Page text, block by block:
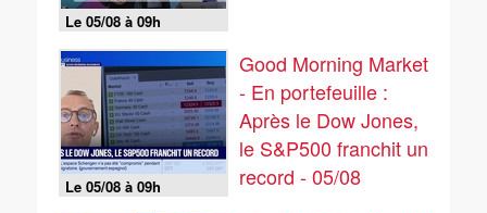
Le 05/08 à 09h
Le 05/08 à 09h
Good Morning Market
- En portefeuille :
Après le Dow Jones,
le S&P500 franchit un
record - 05/08